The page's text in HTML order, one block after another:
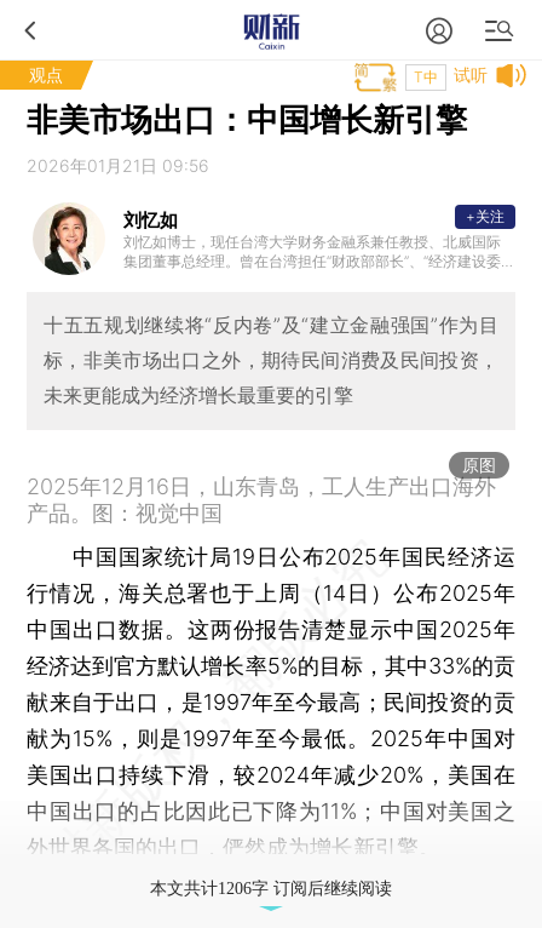
观点 试听
T中
非美市场出口：中国增长新引擎
2026年01月21日 09:56
刘忆如
刘忆如博士，现任台湾大学财务金融系兼任教授、北威国际
集团董事总经理。曾在台湾担任“财政部部长”、“经济建设委
及日本大和总研全球首席经济顾问。曾任台湾大学财务金融
系系主任暨研究所所长，并曾任教于纽约、澳洲等全球多所
大学；为台湾大学政治系学士、美国芝加哥大学企管硕士暨
+关注
十五五规划继续将“反内卷”及“建立金融强国”作为目
标，非美市场出口之外，期待民间消费及民间投资，
未来更能成为经济增长最重要的引擎
原图
2025年12月16日，山东青岛，工人生产出口海外
产品。图：视觉中国
中国国家统计局19日公布2025年国民经济运
行情况，海关总署也于上周（14日）公布2025年
中国出口数据。这两份报告清楚显示中国2025年
经济达到官方默认增长率5%的目标，其中33%的贡
献来自于出口，是1997年至今最高；民间投资的贡
献为15%，则是1997年至今最低。2025年中国对
美国出口持续下滑，较2024年减少20%，美国在
中国出口的占比因此已下降为11%；中国对美国之
外世界各国的出口，俨然成为增长新引擎。
本文共计1206字 订阅后继续阅读